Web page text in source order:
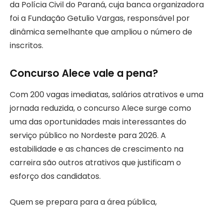
da Polícia Civil do Paraná, cuja banca organizadora
foi a Fundação Getulio Vargas, responsável por
dinâmica semelhante que ampliou o número de
inscritos.
Concurso Alece vale a pena?
Com 200 vagas imediatas, salários atrativos e uma
jornada reduzida, o concurso Alece surge como
uma das oportunidades mais interessantes do
serviço público no Nordeste para 2026. A
estabilidade e as chances de crescimento na
carreira são outros atrativos que justificam o
esforço dos candidatos.
Quem se prepara para a área pública,